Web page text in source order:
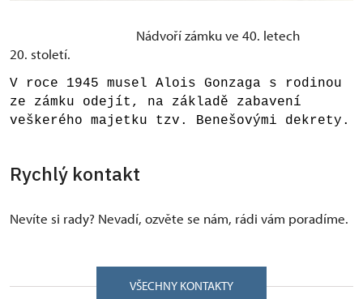
Nádvoří zámku ve 40. letech
20. století.
V roce 1945 musel Alois Gonzaga s rodinou
ze zámku odejít, na základě zabavení
veškerého majetku tzv. Benešovými dekrety.
Rychlý kontakt
Nevíte si rady? Nevadí, ozvěte se nám, rádi vám poradíme.
VŠECHNY KONTAKTY